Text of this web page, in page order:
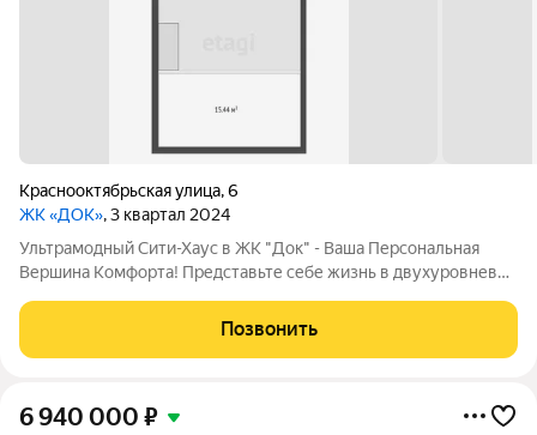
Краснооктябрьская улица,6
ЖК «ДОК», 3 квартал 2024
Ультрамодный Сити-Хаус в ЖК "Док" - Ваша Персональная
Вершина Комфорта! Представьте себе жизнь в двухуровневой
безупречным комфортом. В ЖК "Док" вас ждет уникальный
формат сити-хауса, сочетающий в себе
Позвонить
6 940 000 ₽